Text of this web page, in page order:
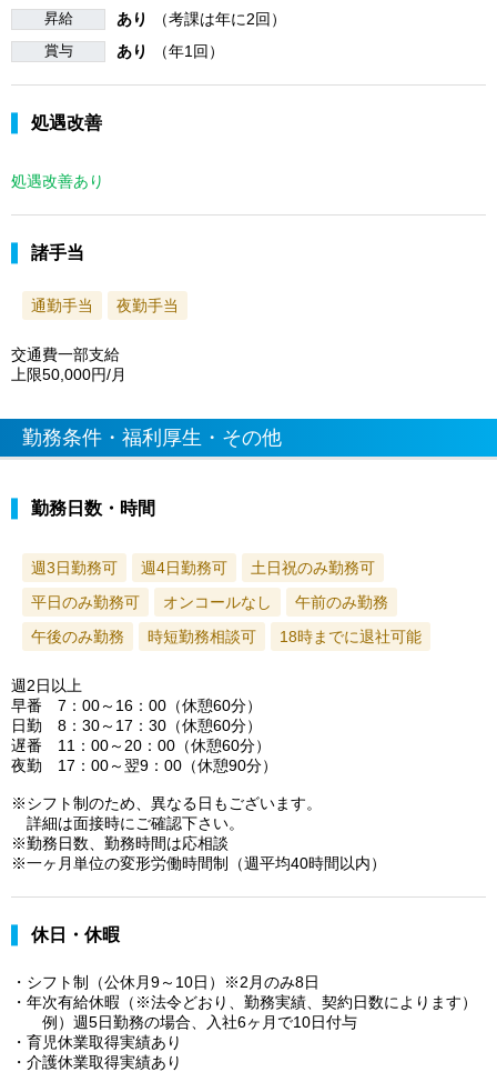
昇給 あり （考課は年に2回）
賞与 あり （年1回）
処遇改善
処遇改善あり
諸手当
通勤手当 夜勤手当
交通費一部支給
上限50,000円/月
勤務条件・福利厚生・その他
勤務日数・時間
週3日勤務可 週4日勤務可
土日祝のみ勤務可
平日のみ勤務可
オンコールなし
午前のみ勤務
午後のみ勤務
時短勤務相談可 18時までに退社可能
週2日以上
早番 7：00～16：00（休憩60分）
日勤 8：30～17：30（休憩60分）
遅番 11：00～20：00（休憩60分）
夜勤 17：00～翌9：00（休憩90分）
※シフト制のため、異なる日もございます。
詳細は面接時にご確認下さい。
※勤務日数、勤務時間は応相談
※一ヶ月単位の変形労働時間制（週平均40時間以内）
休日・休暇
・シフト制（公休月9～10日）※2月のみ8日
・年次有給休暇（※法令どおり、勤務実績、契約日数によります）
例）週5日勤務の場合、入社6ヶ月で10日付与
・育児休業取得実績あり
・介護休業取得実績あり